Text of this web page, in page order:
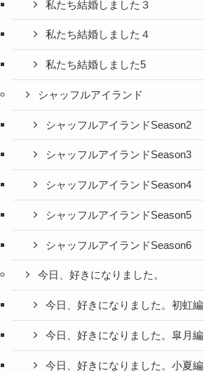
私たち結婚しました３
私たち結婚しました４
私たち結婚しました5
シャッフルアイランド
シャッフルアイランドSeason2
シャッフルアイランドSeason3
シャッフルアイランドSeason4
シャッフルアイランドSeason5
シャッフルアイランドSeason6
今日、好きになりました。
今日、好きになりました。初虹編
今日、好きになりました。皐月編
今日、好きになりました。小夏編